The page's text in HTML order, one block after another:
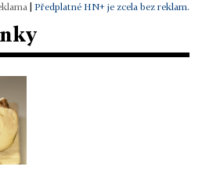
Předplatné HN+ je zcela bez reklam.